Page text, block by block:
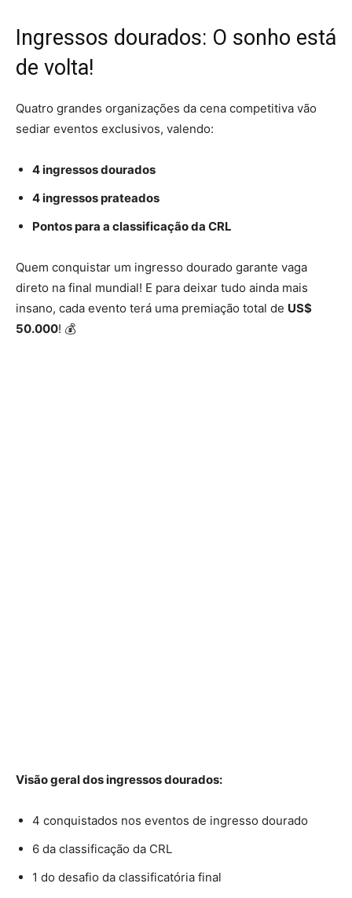
Ingressos dourados: O sonho está
de volta!
Quatro grandes organizações da cena competitiva vão
sediar eventos exclusivos, valendo:
4 ingressos dourados
4 ingressos prateados
Pontos para a classificação da CRL
Quem conquistar um ingresso dourado garante vaga
direto na final mundial! E para deixar tudo ainda mais
insano, cada evento terá uma premiação total de US$
50.000! 💰
Visão geral dos ingressos dourados:
4 conquistados nos eventos de ingresso dourado
6 da classificação da CRL
1 do desafio da classificatória final